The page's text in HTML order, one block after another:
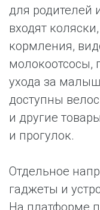
для родителей
входят
кормления,
молокоотсосы,
ухода за
доступны
и другие
и прогулок.
Отдельное
гаджеты и
На платформе